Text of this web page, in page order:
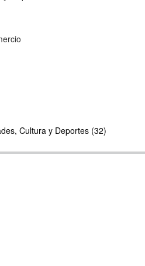
Cultura y Deportes (32)